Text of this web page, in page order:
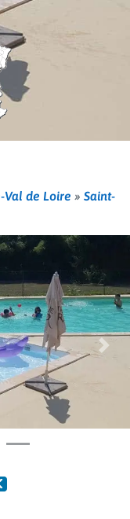
Val de Loire » Saint-